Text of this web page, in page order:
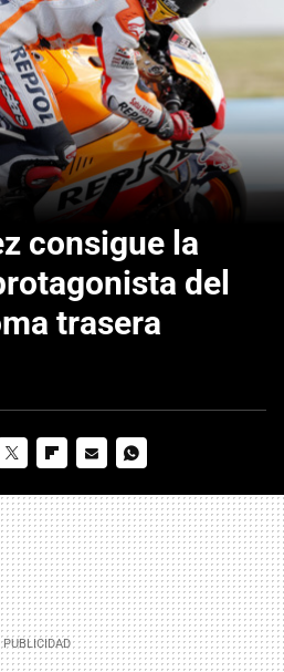
consigue la
del
trasera
MAIL